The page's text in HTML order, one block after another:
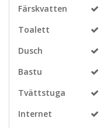
Färskvatten
Toalett
Dusch
Bastu
Tvättstuga
Internet